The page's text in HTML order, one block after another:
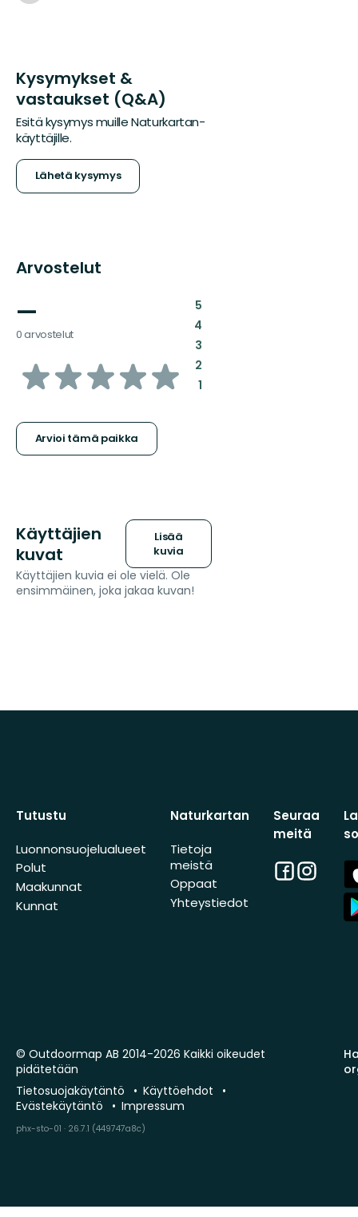
Kysymykset &
vastaukset (Q&A)
Esitä kysymys muille Naturkartan-
käyttäjille.
Lähetä kysymys
Arvostelut
—
0 arvostelut
/5
Arvioi tämä paikka
5:
4:
3:
2:
1:
Käyttäjien
kuvat
Lisää
kuvia
Käyttäjien kuvia ei ole vielä. Ole
ensimmäinen, joka jakaa kuvan!
Tutustu
Luonnonsuojelualueet
Polut
Maakunnat
Kunnat
Naturkartan
Tietoja
meistä
Oppaat
Yhteystiedot
Seuraa
meitä
Facebook
© Outdoormap AB 2014-2026 Kaikki oikeudet
pidätetään
Tietosuojakäytäntö
Käyttöehdot
Evästekäytäntö
Impressum
phx-sto-01 · 26.7.1 (449747a8c)